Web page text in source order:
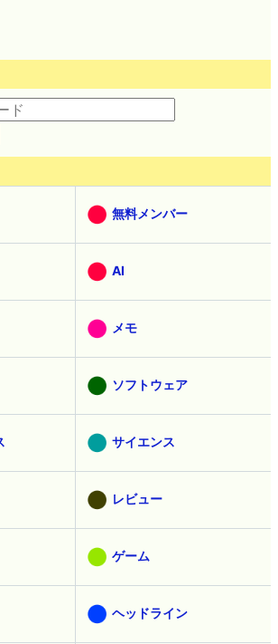
無料メンバー
AI
メモ
ソフトウェア
サイエンス
レビュー
ゲーム
ヘッドライン